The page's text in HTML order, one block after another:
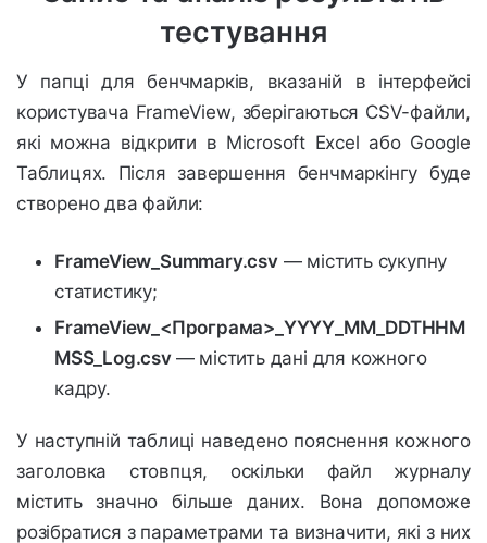
тестування
У папці для бенчмарків, вказаній в інтерфейсі
користувача FrameView, зберігаються CSV-файли,
які можна відкрити в Microsoft Excel або Google
Таблицях. Після завершення бенчмаркінгу буде
створено два файли:
FrameView_Summary.csv— містить сукупну
статистику;
FrameView_<Програма>_YYYY_MM_DDTHHM
MSS_Log.csv — містить дані для кожного
кадру.
У наступній таблиці наведено пояснення кожного
заголовка стовпця, оскільки файл журналу
містить значно більше даних. Вона допоможе
розібратися з параметрами та визначити, які з них